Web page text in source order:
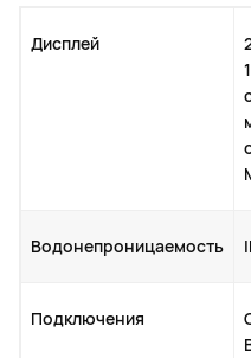
Дисплей
Водонепроницаемость
Подключения